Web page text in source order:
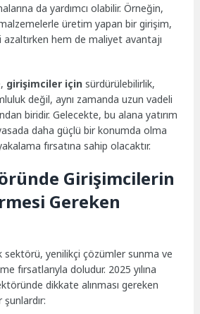
da yardımcı olabilir. Örneğin,
üretim yapan bir girişim,
hem de maliyet avantajı
girişimciler için sürdürülebilirlik,
değil, aynı zamanda uzun vadeli
biridir. Gelecekte, bu alana yatırım
daha güçlü bir konumda olma
fırsatına sahip olacaktır.
Girişimcilerin
Gereken
sektörü, yenilikçi çözümler sunma ve
fırsatlarıyla doludur. 2025 yılına
dikkate alınması gereken